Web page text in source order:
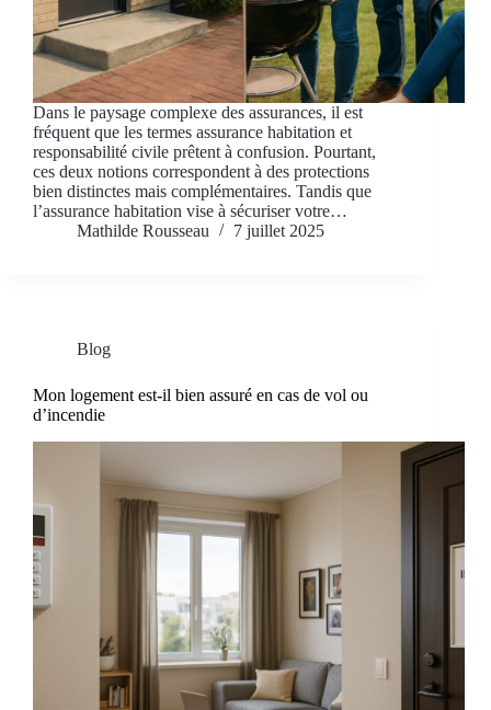
Dans le paysage complexe des assurances, il est
fréquent que les termes assurance habitation et
responsabilité civile prêtent à confusion. Pourtant,
ces deux notions correspondent à des protections
bien distinctes mais complémentaires. Tandis que
l’assurance habitation vise à sécuriser votre…
Mathilde Rousseau
7 juillet 2025
Blog
Mon logement est-il bien assuré en cas de vol ou
d’incendie